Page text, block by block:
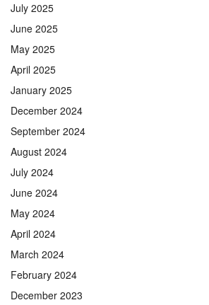
July 2025
June 2025
May 2025
April 2025
January 2025
December 2024
September 2024
August 2024
July 2024
June 2024
May 2024
April 2024
March 2024
February 2024
December 2023